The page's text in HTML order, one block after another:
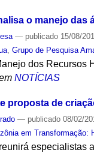
o manejo das
— publicado 15/08/
,Grupo de Pesquisa
dos Recursos
NOTÍCIAS
proposta de
— publicado 08/02/
em Transformação:
especialistas